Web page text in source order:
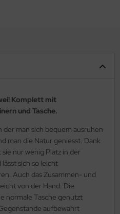
Komplett mit
und Tasche.
der man sich bequem ausruhen
man die Natur geniesst. Dank
nur wenig Platz in der
sich so leicht
Auch das Zusammen- und
von der Hand. Die
normale Tasche genutzt
aufbewahrt